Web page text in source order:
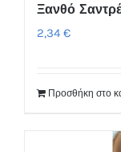
Ξανθό
2,34 €
Προσθήκη στο